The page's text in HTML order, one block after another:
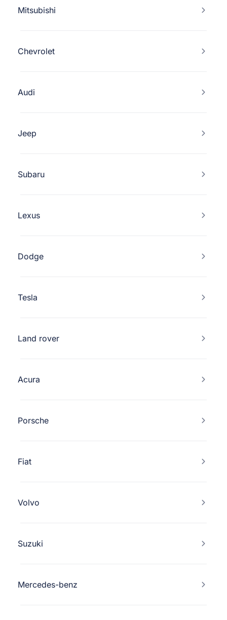
Mitsubishi
Chevrolet
Audi
Jeep
Subaru
Lexus
Dodge
Tesla
Land rover
Acura
Porsche
Fiat
Volvo
Suzuki
Mercedes-benz